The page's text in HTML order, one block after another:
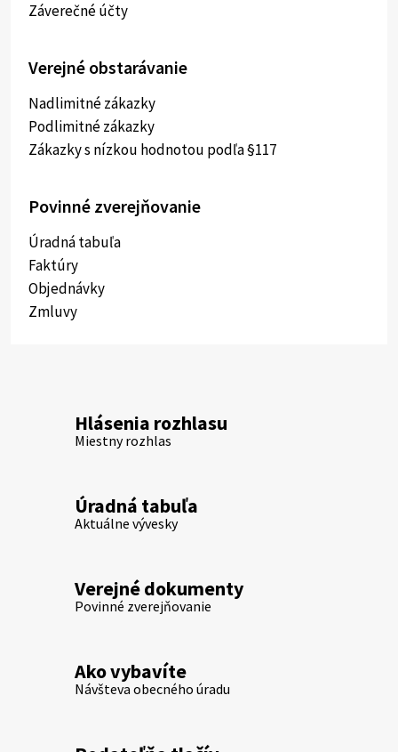
Záverečné účty
Verejné obstarávanie
Nadlimitné zákazky
Podlimitné zákazky
Zákazky s nízkou hodnotou podľa §117
Povinné zverejňovanie
Úradná tabuľa
Faktúry
Objednávky
Zmluvy
Hlásenia rozhlasu
Miestny rozhlas
Úradná tabuľa
Aktuálne vývesky
Verejné dokumenty
Povinné zverejňovanie
Ako vybavíte
Návšteva obecného úradu